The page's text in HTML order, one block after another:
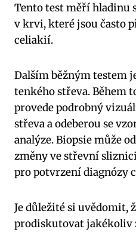
Tento test měří hladinu
v krvi, které jsou často
celiakií.
Dalším běžným testem
tenkého střeva. Během
provede podrobný
střeva a odeberou se
analýze. Biopsie může
změny ve střevní
pro potvrzení diagnózy
Je důležité si uvědomit,
prodiskutovat jakékoliv